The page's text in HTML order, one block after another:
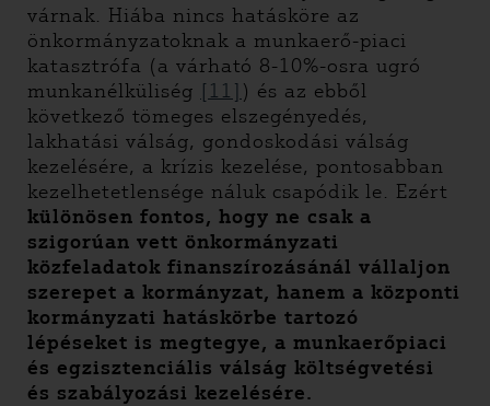
várnak. Hiába nincs hatásköre az
önkormányzatoknak a munkaerő-piaci
katasztrófa (a várható 8-10%-osra ugró
munkanélküliség [11] ) és az ebből
következő tömeges elszegényedés,
lakhatási válság, gondoskodási válság
kezelésére, a krízis kezelése, pontosabban
kezelhetetlensége náluk csapódik le. Ezért
különösen fontos, hogy ne csak a
szigorúan vett önkormányzati
közfeladatok finanszírozásánál vállaljon
szerepet a kormányzat, hanem a központi
kormányzati hatáskörbe tartozó
lépéseket is megtegye, a munkaerőpiaci
és egzisztenciális válság költségvetési
és szabályozási kezelésére.